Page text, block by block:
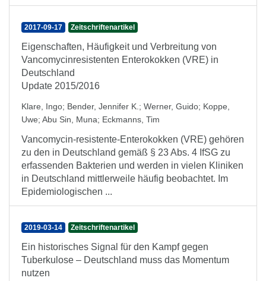
2017-09-17 Zeitschriftenartikel
Eigenschaften, Häufigkeit und Verbreitung von
Vancomycinresistenten Enterokokken (VRE) in
Deutschland
Update 2015/2016
Klare, Ingo; Bender, Jennifer K. ; Werner, Guido; Koppe,
Uwe; Abu Sin, Muna; Eckmanns, Tim
Vancomycin-resistente-Enterokokken (VRE) gehören
zu den in Deutschland gemäß § 23 Abs. 4 IfSG zu
erfassenden Bakterien und werden in vielen Kliniken
in Deutsch­land mittler­weile häufig beobachtet. Im
Epide­mio­logischen ...
2019-03-14 Zeitschriftenartikel
Ein historisches Signal für den Kampf gegen
Tuberkulose – Deutschland muss das Momentum
nutzen